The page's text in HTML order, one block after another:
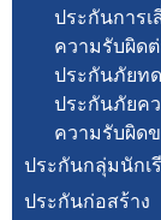
ประกันการ
ความรับผิด
ประกันภัยท
ประกันภัยคว
ความรับผิด
ประกันกลุ่มนักเ
ประกันก่อสร้าง